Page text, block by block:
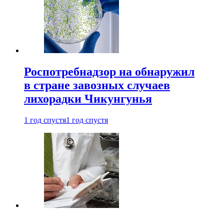
Роспотребнадзор на обнаружил
в стране завозных случаев
лихорадки Чикунгунья
1 год спустя1 год спустя